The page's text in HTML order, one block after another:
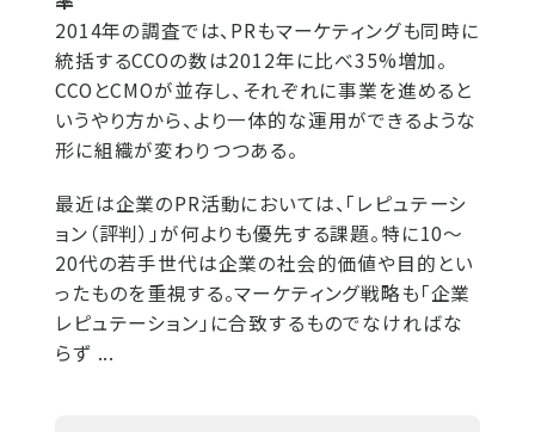
2014年の調査では、PRもマーケティングも同時に
統括するCCOの数は2012年に比べ35%増加。
CCOとCMOが並存し、それぞれに事業を進めると
いうやり方から、より一体的な運用ができるような
形に組織が変わりつつある。
最近は企業のPR活動においては、「レピュテーシ
ョン（評判）」が何よりも優先する課題。特に10～
20代の若手世代は企業の社会的価値や目的とい
ったものを重視する。マーケティング戦略も「企業
レピュテーション」に合致するものでなければな
らず ...